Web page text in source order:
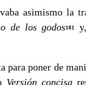
asimismo la
de los godos181
poner de
Versión concisa